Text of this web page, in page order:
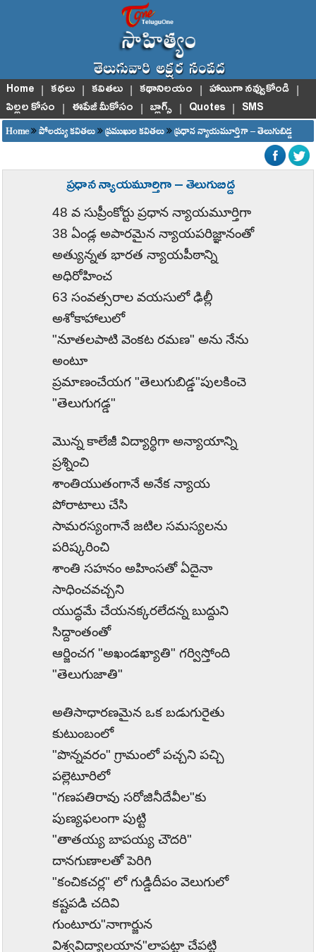
Home | కథలు | కవితలు | కథానిలయం | హాయిగా నవ్వుకోండి |
పిల్లల కోసం | ఈపేజీ మీకోసం | బ్లాగ్స్ | Quotes | SMS
Home పోలయ్య కవితలు ప్రముఖుల కవితలు ప్రధాన న్యాయమూర్తిగా – తెలుగుబిడ్డ
ప్రధాన న్యాయమూర్తిగా – తెలుగుబిడ్డ
48 వ సుప్రీంకోర్టు ప్రధాన న్యాయమూర్తిగా
38 ఏండ్ల అపారమైన న్యాయపరిజ్ఞానంతో
అత్యున్నత భారత న్యాయపీఠాన్ని
అధిరోహించ
63 సంవత్సరాల వయసులో ఢిల్లీ
అశోకాహాలులో
"నూతలపాటి వెంకట రమణ" అను నేను
అంటూ
ప్రమాణంచేయగ "తెలుగుబిడ్డ"పులకించె
"తెలుగుగడ్డ"
మొన్న కాలేజీ విద్యార్థిగా అన్యాయాన్ని
ప్రశ్నించి
శాంతియుతంగానే ‌అనేక న్యాయ
పోరాటాలు చేసి
సామరస్యంగానే జటిల సమస్యలను
పరిష్కరించి
శాంతి సహనం అహింసతో ఏదైనా
సాధించవచ్చని
యుద్ధమే చేయనక్కరలేదన్న బుద్దుని
సిద్దాంతంతో
ఆర్జించగ "అఖండఖ్యాతి" గర్విస్తోంది
"తెలుగుజాతి"
అతిసాధారణమైన ఒక బడుగురైతు
కుటుంబంలో
"పొన్నవరం" గ్రామంలో పచ్చని పచ్చి
పల్లెటూరిలో
"గణపతిరావు సరోజినీదేవీల"కు
పుణ్యఫలంగా పుట్టి
"తాతయ్య బాపయ్య చౌదరి"
దానగుణాలతో పెరిగి
"కంచికచర్ల" లో గుడ్డిదీపం వెలుగులో
కష్టపడి చదివి
గుంటూరు"నాగార్జున
విశ్వవిద్యాలయాన"లాపట్టా చేపట్టి